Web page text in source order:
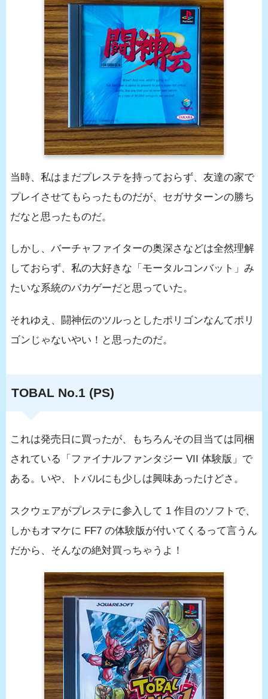
当時、私はまだプレステを持っておらず、友達の家で
プレイさせてもらったものだが、セガサターンの勝ち
だなと思ったものだ。
しかし、バーチャファイターの奥深さなどは全然理解
しておらず、私の大好きな「モータルコンバット」み
たいな系統のバカゲーだと思っていた。
それゆえ、闘神伝のツルっとしたポリゴンなんてポリ
ゴンじゃないやい！と思ったのだ。
TOBAL No.1 (PS)
これは発売日に買ったが、もちろんその目当ては同梱
されている「ファイナルファンタジー VII 体験版」で
ある。いや、トバルにも少しは興味あったけどさ。
スクウェアがプレステに参入して 1 作目のソフトで、
しかもオマケに FF7 の体験版が付いてくるって言うん
だから、そんなの絶対買っちゃうよ！